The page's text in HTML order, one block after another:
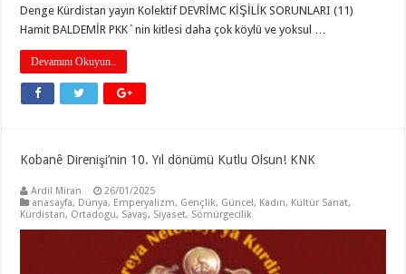
Denge Kürdistan yayın Kolektif DEVRİMC KİŞİLİK SORUNLARI (11)
Hamit BALDEMİR PKK`nin kitlesi daha çok köylü ve yoksul …
Devamını Okuyun..
Kobanê Direnişi’nin 10. Yıl dönümü Kutlu Olsun! KNK
Ardil Miran
26/01/2025
anasayfa, Dünya, Emperyalizm, Gençlik, Güncel, Kadın, Kültür Sanat,
Kürdistan, Ortadogu, Savaş, Siyaset, Sömürgecilik